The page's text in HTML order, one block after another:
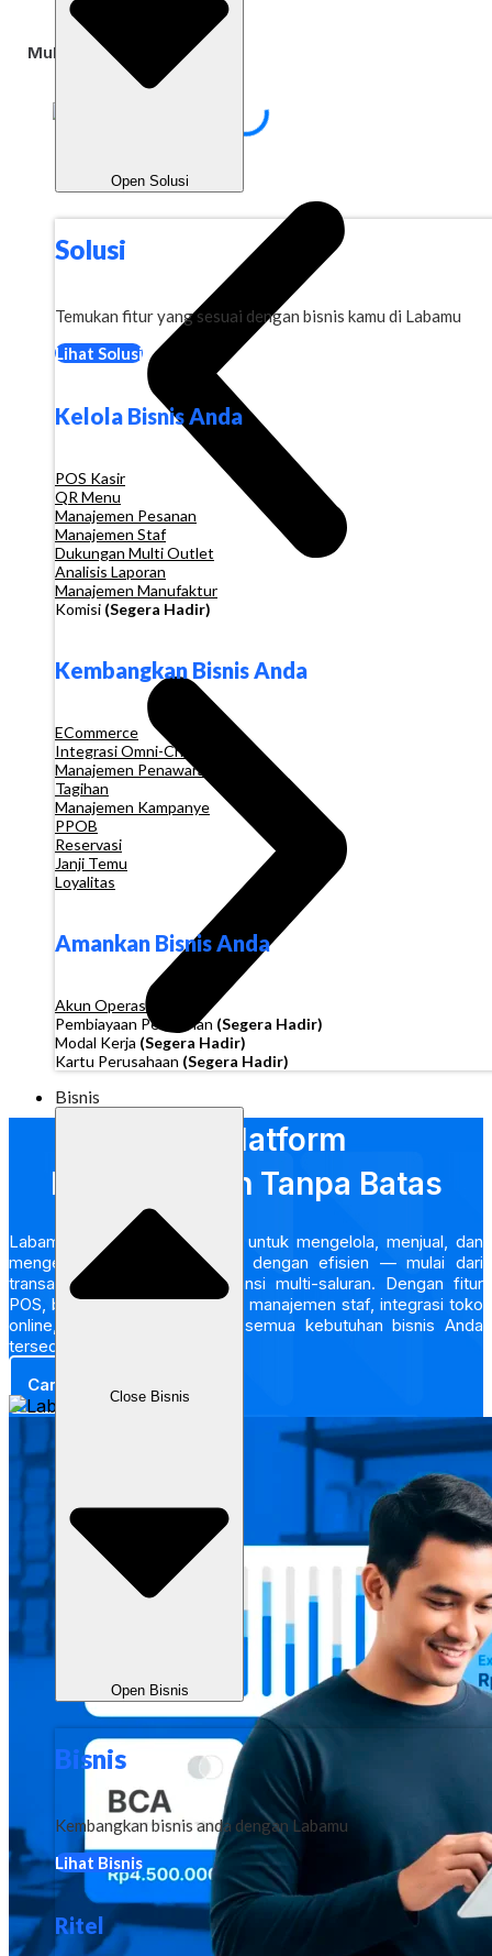
Open Solusi
Solusi
Temukan fitur yang sesuai dengan bisnis kamu di Labamu
Lihat Solusi
Kelola Bisnis Anda
POS Kasir
QR Menu
Manajemen Pesanan
Manajemen Staf
Dukungan Multi Outlet
Analisis Laporan
Manajemen Manufaktur
Komisi (Segera Hadir)
Kembangkan Bisnis Anda
ECommerce
Integrasi Omni-Channel
Manajemen Penawaran
Tagihan
Manajemen Kampanye
PPOB
Reservasi
Janji Temu
Loyalitas
Amankan Bisnis Anda
Akun Operasi
Pembiayaan Penagihan (Segera Hadir)
Modal Kerja (Segera Hadir)
Kartu Perusahaan (Segera Hadir)
Bisnis
Close Bisnis
Open Bisnis
Bisnis
Kembangkan bisnis anda dengan Labamu
Lihat Bisnis
Ritel
mempercepat perkembangan bisnis secara berkelanjutan.
Mulai Sekarang
Jadwalkan Demo
Satu Platform
Pertumbuhan Tanpa Batas
Labamu adalah solusi terpadu untuk mengelola, menjual, dan
mengembangkan bisnis Anda dengan efisien — mulai dari
transaksi harian hingga ekspansi multi-saluran. Dengan fitur
POS, bundel produk, menu QR, manajemen staf, integrasi toko
online, dan analitik real-time, semua kebutuhan bisnis Anda
tersedia dalam satu sistem.
Cari tahu lebih lanjut